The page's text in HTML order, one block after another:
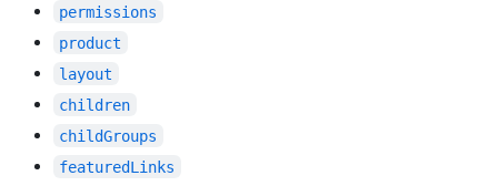
permissions
product
layout
children
childGroups
featuredLinks